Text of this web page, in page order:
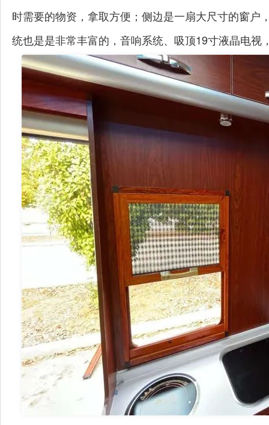
时需要的物资，拿取方便；侧边是一扇大尺寸的窗
统也是是非常丰富的，音响系统、吸顶19寸液晶电